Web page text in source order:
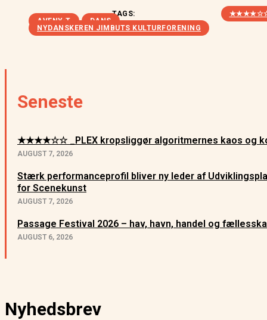
TAGS:
AVENY-T
DANS
NYDANSKEREN JIMBUTS KULTURFORENING
Seneste
★★★★☆☆ _PLEX kropsliggør algoritmernes kaos og
AUGUST 7, 2026
Stærk performanceprofil bliver ny leder af
for Scenekunst
AUGUST 7, 2026
Passage Festival 2026 – hav, havn, handel og
AUGUST 6, 2026
Nyhedsbrev